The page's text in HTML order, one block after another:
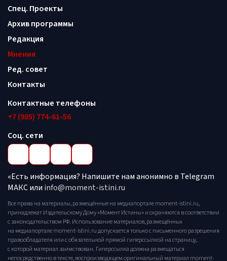
Спец. Проекты
Архив программы
Редакция
Мнения
Ред. совет
Контакты
Контактные телефоны
+7 (985) 774-61-56
Соц. сети
«Есть информация? Напишите нам анонимно в Telegram
МАКС или info@moment-istini.ru
Все права на материалы, размещённые на медиапортале moment-istini.ru,
принадлежат Издательскому Дому «Момент Истины» и охраняются в соответствии
с законодательством РФ. Использование материалов, размещённых
на медиапортале moment-istini.ru допускается только с письменного разрешения
правообладателя или с обязательной прямой гиперссылкой на страницу,
с которой материал заимствован. Гиперссылка должна размещаться
непосредственно в тексте, воспроизводящем оригинальный материал moment-